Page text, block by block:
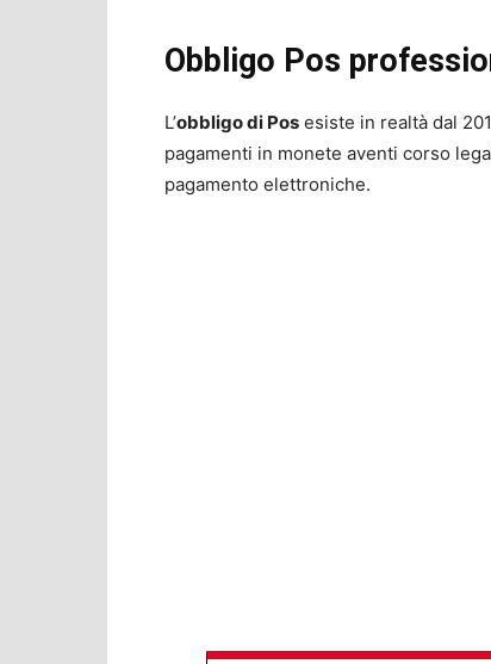
Obbligo Pos
L’obbligo di Pos esiste in realtà dal
pagamenti in monete aventi corso
pagamento elettroniche.